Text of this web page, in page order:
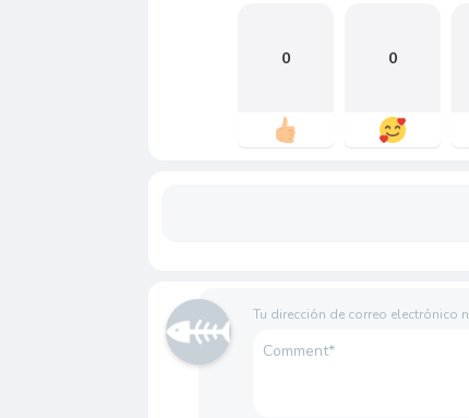
0 0
Tu dirección de correo electrónico